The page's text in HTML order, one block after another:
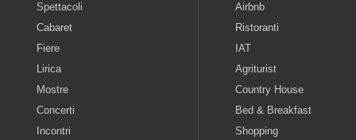
Spettacoli
Cabaret
Fiere
Lirica
Mostre
Concerti
Incontri
Airbnb
Ristoranti
IAT
Agriturist
Country House
Bed & Breakfast
Shopping